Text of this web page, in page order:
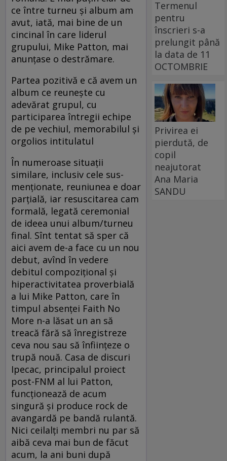
ce între turneu şi album am
avut, iată, mai bine de un
cincinal în care liderul
grupului, Mike Patton, mai
anunţase o destrămare.
Partea pozitivă e că avem un
album ce reuneşte cu
adevărat grupul, cu
participarea întregii echipe
de pe vechiul, memorabilul şi
orgolios intitulatul
În numeroase situaţii
similare, inclusiv cele sus-
menţionate, reuniunea e doar
parţială, iar resuscitarea cam
formală, legată ceremonial
de ideea unui album/turneu
final. Sînt tentat să sper că
aici avem de-a face cu un nou
debut, avînd în vedere
debitul compoziţional şi
hiperactivitatea proverbială
a lui Mike Patton, care în
timpul absenţei Faith No
More n-a lăsat un an să
treacă fără să înregistreze
ceva nou sau să înfiinţeze o
trupă nouă. Casa de discuri
Ipecac, principalul proiect
post-FNM al lui Patton,
funcţionează de acum
singură şi produce rock de
avangardă pe bandă rulantă.
Nici ceilalţi membri nu par să
aibă ceva mai bun de făcut
acum, la ani buni după
Termenul
pentru
înscrieri s-a
prelungit până
la data de 11
OCTOMBRIE
Privirea ei
pierdută, de
copil
neajutorat
Ana Maria
SANDU